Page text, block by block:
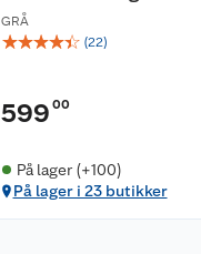
GRÅ
☆☆☆☆☆ (22)
599 00
På lager (+100)
På lager i 23 butikker